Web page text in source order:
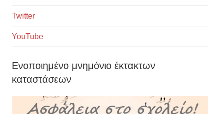
Twitter
YouTube
Ενοποιημένο μνημόνιο έκτακτων
καταστάσεων